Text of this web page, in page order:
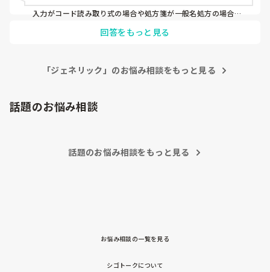
入力がコード読み取り式の場合や処方箋が一般名処方の場合難
手入力の場合、まず先発名入力してそこから後発品を選ぶので
回答をもっと見る
「ジェネリック」のお悩み相談をもっと見る
話題のお悩み相談
話題のお悩み相談をもっと見る
お悩み相談の一覧を見る
シゴトークについて